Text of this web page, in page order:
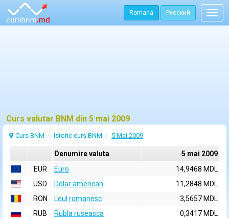
Romana Русский
Curs valutar BNM din 5 mai 2009
Curs BNM Istoric curs BNM 5 Mai 2009
Denumire valuta
5 mai 2009
EUR
Euro
14,9468 MDL
USD
Dolar american
11,2848 MDL
RON
Leul romanesc
3,5657 MDL
RUB
Rubla ruseasca
0,3417 MDL